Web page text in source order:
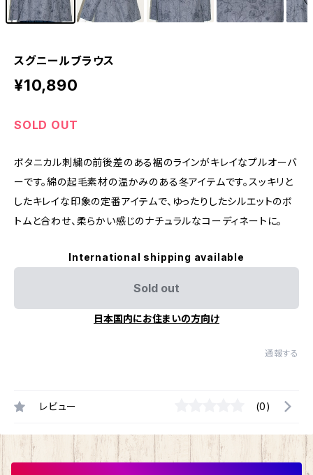
スグニールブラウス
¥10,890
SOLD OUT
ボタニカル刺繍の前後差のある裾のラインがキレイなプルオーバ
ーです。綿の起毛素材の温かみのある冬アイテムです。スッキリと
したキレイな印象の定番アイテムで、ゆったりしたシルエットのボ
トムと合わせ、柔らかい感じのナチュラルなコーディネートに。
International shipping available
Sold out
日本国内にお住まいの方向け
通報する
レビュー (0)